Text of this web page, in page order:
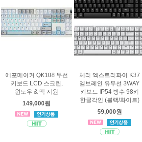
에포메이커 QK108 무선
키보드 LCD 스크린,
윈도우 & 맥 지원
149,000원
체리 엑스트리파이 K37
멤브레인 유무선 3WAY
키보드 IP54 방수 98키
한글각인 (블랙/화이트)
59,000원